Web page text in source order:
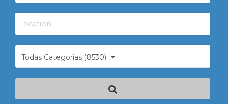
Todas Categorias (8530)